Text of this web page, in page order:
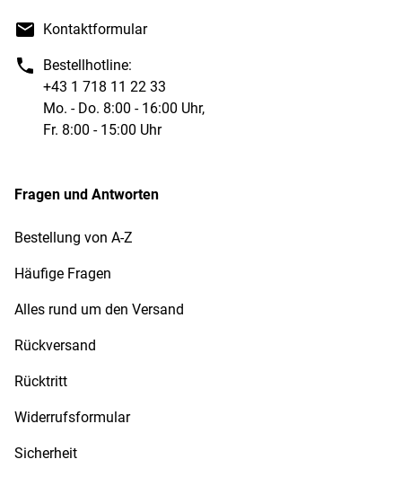
Kontaktformular
Bestellhotline:
+43 1 718 11 22 33
Mo. - Do. 8:00 - 16:00 Uhr,
Fr. 8:00 - 15:00 Uhr
Fragen und Antworten
Bestellung von A-Z
Häufige Fragen
Alles rund um den Versand
Rückversand
Rücktritt
Widerrufsformular
Sicherheit